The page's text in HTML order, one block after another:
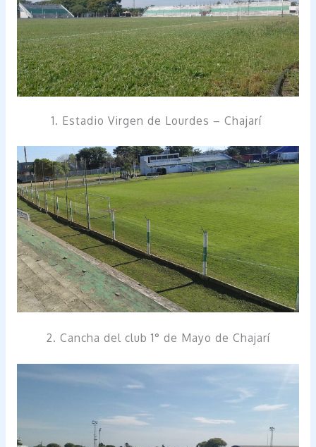
1. Estadio Virgen de Lourdes – Chajarí
2. Cancha del club 1° de Mayo de Chajarí